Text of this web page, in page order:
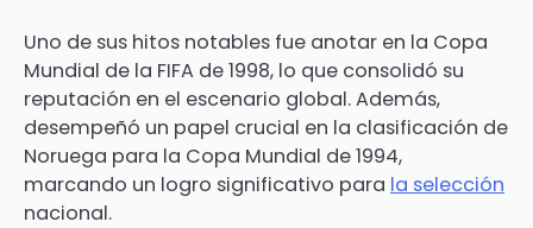
Uno de sus hitos notables fue anotar en la Copa
Mundial de la FIFA de 1998, lo que consolidó su
reputación en el escenario global. Además,
desempeñó un papel crucial en la clasificación de
Noruega para la Copa Mundial de 1994,
marcando un logro significativo para la selección
nacional.